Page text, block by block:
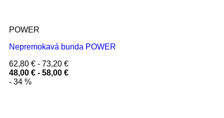
POWER
Nepremokavá bunda POWER
62,80 € - 73,20 €
48,00 € - 58,00 €
- 34 %